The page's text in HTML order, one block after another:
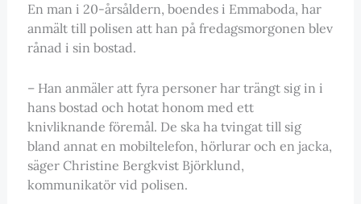
En man i 20-årsåldern, boendes i Emmaboda, har
anmält till polisen att han på fredagsmorgonen blev
rånad i sin bostad.
– Han anmäler att fyra personer har trängt sig in i
hans bostad och hotat honom med ett
knivliknande föremål. De ska ha tvingat till sig
bland annat en mobiltelefon, hörlurar och en jacka,
säger Christine Bergkvist Björklund,
kommunikatör vid polisen.